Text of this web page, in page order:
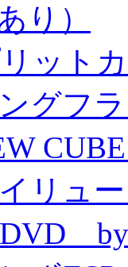
り）
ット
グフ
リュ